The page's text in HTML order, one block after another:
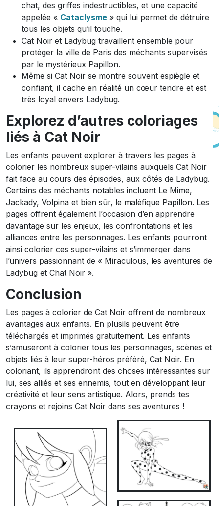
chat, des griffes indestructibles, et une capacité
appelée « Cataclysme » qui lui permet de détruire
tous les objets qu’il touche.
Cat Noir et Ladybug travaillent ensemble pour
protéger la ville de Paris des méchants supervisés
par le mystérieux Papillon.
Même si Cat Noir se montre souvent espiègle et
confiant, il cache en réalité un cœur tendre et est
très loyal envers Ladybug.
Explorez d’autres coloriages
liés à Cat Noir
Les enfants peuvent explorer à travers les pages à
colorier les nombreux super-vilains auxquels Cat Noir
fait face au cours des épisodes, aux côtés de Ladybug.
Certains des méchants notables incluent Le Mime,
Jackady, Volpina et bien sûr, le maléfique Papillon. Les
pages offrent également l’occasion d’en apprendre
davantage sur les enjeux, les confrontations et les
alliances entre les personnages. Les enfants pourront
ainsi colorier ces super-vilains et s’immerger dans
l’univers passionnant de « Miraculous, les aventures de
Ladybug et Chat Noir ».
Conclusion
Les pages à colorier de Cat Noir offrent de nombreux
avantages aux enfants. En plusils peuvent être
téléchargés et imprimés gratuitement. Les enfants
s’amuseront à colorier tous les personnages, scènes et
objets liés à leur super-héros préféré, Cat Noir. En
coloriant, ils apprendront des choses intéressantes sur
lui, ses alliés et ses ennemis, tout en développant leur
créativité et leur sens artistique. Alors, prends tes
crayons et rejoins Cat Noir dans ses aventures !